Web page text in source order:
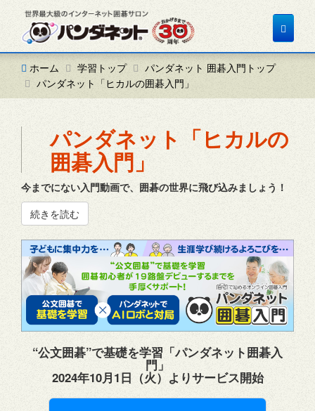
Toggle
ホーム
学習トップ
パンダネット 囲碁入門トップ
パンダネット「ヒカルの囲碁入門」
パンダネット「ヒカルの
囲碁入門」
今までにない入門動画で、囲碁の世界に飛び込みましょう！
続きを読む
“公文囲碁”で基礎を学習「パンダネット囲碁入
門」
2024年10月1日（火）よりサービス開始